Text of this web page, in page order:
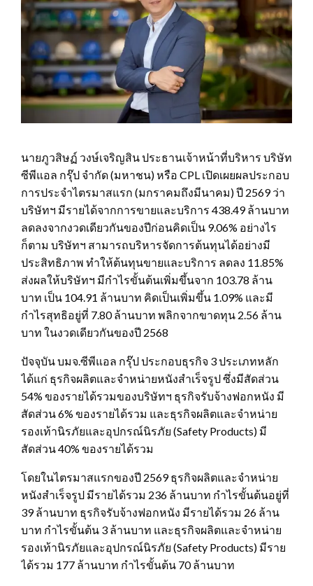
นายภูวสิษฏ์ วงษ์เจริญสิน ประธานเจ้าหน้าที่บริหาร บริษัท
ซีพีแอล กรุ๊ป จำกัด (มหาชน) หรือ CPL เปิดเผยผลประกอบ
การประจำไตรมาสแรก (มกราคมถึงมีนาคม) ปี 2569 ว่า
บริษัทฯ มีรายได้จากการขายและบริการ 438.49 ล้านบาท
ลดลงจากงวดเดียวกันของปีก่อนคิดเป็น 9.06% อย่างไร
ก็ตาม บริษัทฯ สามารถบริหารจัดการต้นทุนได้อย่างมี
ประสิทธิภาพ ทำให้ต้นทุนขายและบริการ ลดลง 11.85%
ส่งผลให้บริษัทฯ มีกำไรขั้นต้นเพิ่มขึ้นจาก 103.78 ล้าน
บาท เป็น 104.91 ล้านบาท คิดเป็นเพิ่มขึ้น 1.09% และมี
กำไรสุทธิอยู่ที่ 7.80 ล้านบาท พลิกจากขาดทุน 2.56 ล้าน
บาท ในงวดเดียวกันของปี 2568
ปัจจุบัน บมจ.ซีพีแอล กรุ๊ป ประกอบธุรกิจ 3 ประเภทหลัก
ได้แก่ ธุรกิจผลิตและจำหน่ายหนังสำเร็จรูป ซึ่งมีสัดส่วน
54% ของรายได้รวมของบริษัทฯ ธุรกิจรับจ้างฟอกหนัง มี
สัดส่วน 6% ของรายได้รวม และธุรกิจผลิตและจำหน่าย
รองเท้านิรภัยและอุปกรณ์นิรภัย (Safety Products) มี
สัดส่วน 40% ของรายได้รวม
โดยในไตรมาสแรกของปี 2569 ธุรกิจผลิตและจำหน่าย
หนังสำเร็จรูป มีรายได้รวม 236 ล้านบาท กำไรขั้นต้นอยู่ที่
39 ล้านบาท ธุรกิจรับจ้างฟอกหนัง มีรายได้รวม 26 ล้าน
บาท กำไรขั้นต้น 3 ล้านบาท และธุรกิจผลิตและจำหน่าย
รองเท้านิรภัยและอุปกรณ์นิรภัย (Safety Products) มีราย
ได้รวม 177 ล้านบาท กำไรขั้นต้น 70 ล้านบาท